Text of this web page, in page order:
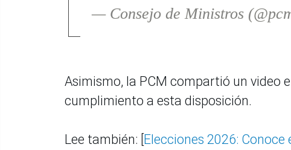
— Consejo de Ministros
Asimismo, la PCM compartió un video
cumplimiento a esta disposición.
Lee también: [Elecciones 2026: